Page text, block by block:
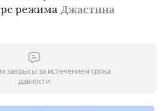
режимаДжастина
закрыты за истечением срока
давности